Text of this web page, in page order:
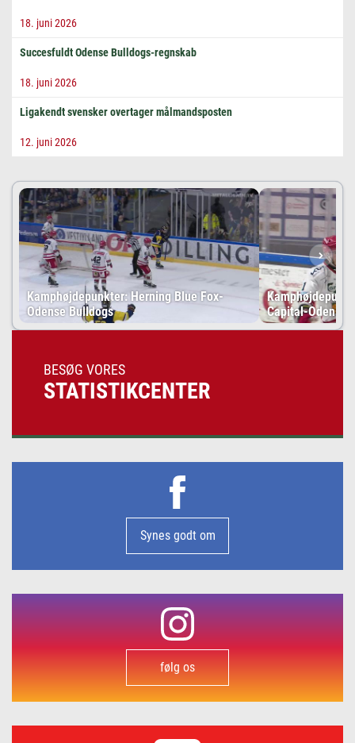
18. juni 2026
Succesfuldt Odense Bulldogs-regnskab
18. juni 2026
Ligakendt svensker overtager målmandsposten
12. juni 2026
Kamphøjdepunkter: Herning Blue Fox-
Odense Bulldogs
Capital-Odense
BESØG VORES
STATISTIKCENTER
Synes godt om
følg os